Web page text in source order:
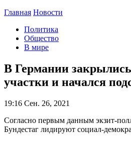
Главная Новости
Политика
Общество
В мире
В Германии
участки и начался
19:16 Сен. 26, 2021
Согласно первым данным экзит-
Бундестаг лидируют социал-